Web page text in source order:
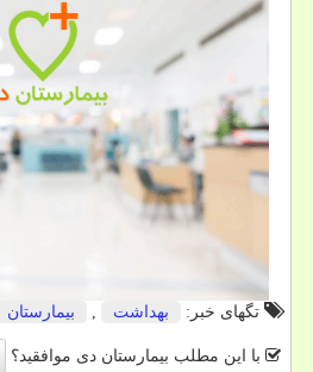
تگهای خبر: بهداشت بیمارستان
با این مطلب بیمارستان دی موافقید؟